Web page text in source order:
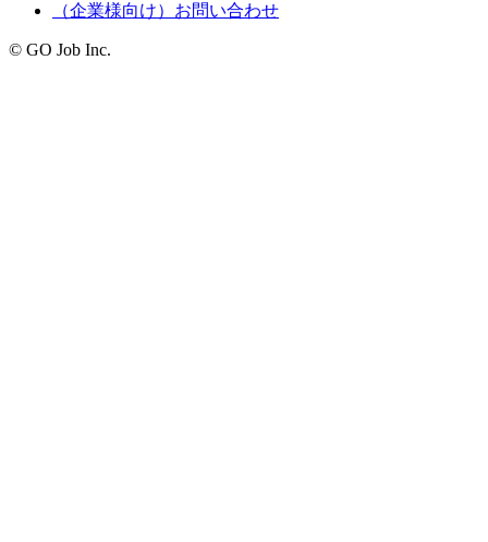
（企業様向け）お問い合わせ
© GO Job Inc.